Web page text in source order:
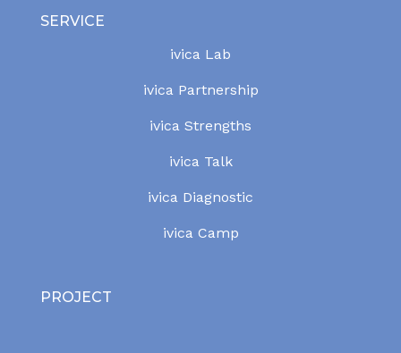
SERVICE
ivica Lab
ivica Partnership
ivica Strengths
ivica Talk
ivica Diagnostic
ivica Camp
PROJECT